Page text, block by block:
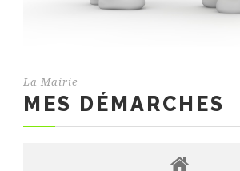
La Mairie
MES DÉMARCHES